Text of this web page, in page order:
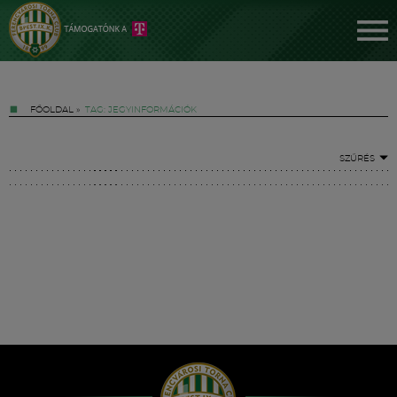
FŐOLDAL » TAG: JEGYINFORMÁCIÓK
SZŰRÉS
Hírek